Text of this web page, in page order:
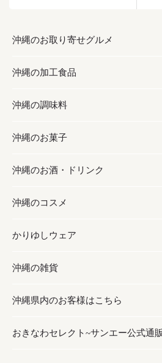
沖縄のお取り寄せグルメ
お取り寄せグルメ
フルーツ・野菜
お肉
海産物
沖縄の加工食品
加工食品
缶詰／パウチ
沖縄料理
沖縄そば／乾麺
レトルト食品
乾物／粉類
沖縄の調味料
調味料
砂糖／黒砂糖
塩
お酢／ドレッシング
しょうゆ
みそ
だし／スパイス／島唐辛子
沖縄のお菓子
お菓子
黒糖
ちんすこう
伝統菓子
スナック
おつまみ
沖縄のお酒・ドリンク
お酒・ドリンク
泡盛
ビール・チューハイ
ワイン・ウィスキー・カクテル
ドリンク
沖縄のコスメ
コスメ
スキンケア
ボディケア
ヘアケア
かりゆしウェア
かりゆしウェア
メンズ
レディース
沖縄の雑貨
雑貨
沖縄ファッション
沖縄県内のお客様はこちら
おきなわセレクト~サンエー公式通